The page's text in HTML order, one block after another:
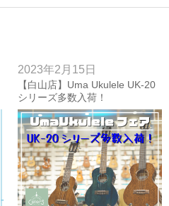
2023年2月15日
【白山店】Uma Ukulele UK-20
シリーズ多数入荷！